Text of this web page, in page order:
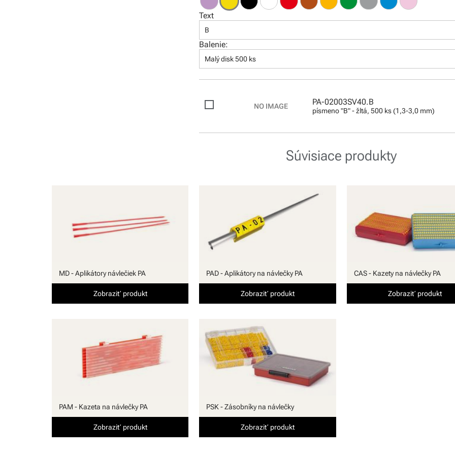
Text
B
Balenie:
Malý disk 500 ks
PA-02003SV40.B
písmeno "B" - žltá, 500 ks (1,3-3,0 mm)
Súvisiace produkty
MD - Aplikátory návlečiek PA
Zobraziť produkt
PAD - Aplikátory na návlečky PA
Zobraziť produkt
CAS - Kazety na návlečky PA
Zobraziť produkt
PAM - Kazeta na návlečky PA
Zobraziť produkt
PSK - Zásobníky na návlečky
Zobraziť produkt